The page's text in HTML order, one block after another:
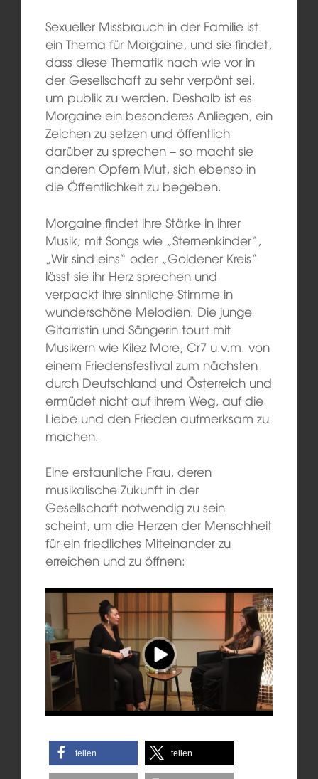
Sexueller Missbrauch in der Familie ist
ein Thema für Morgaine, und sie findet,
dass diese Thematik nach wie vor in
der Gesellschaft zu sehr verpönt sei,
um publik zu werden. Deshalb ist es
Morgaine ein besonderes Anliegen, ein
Zeichen zu setzen und öffentlich
darüber zu sprechen – so macht sie
anderen Opfern Mut, sich ebenso in
die Öffentlichkeit zu begeben.
Morgaine findet ihre Stärke in ihrer
Musik; mit Songs wie „Sternenkinder“,
„Wir sind eins“ oder „Goldener Kreis“
lässt sie ihr Herz sprechen und
verpackt ihre sinnliche Stimme in
wunderschöne Melodien. Die junge
Gitarristin und Sängerin tourt mit
Musikern wie Kilez More, Cr7 u.v.m. von
einem Friedensfestival zum nächsten
durch Deutschland und Österreich und
ermüdet nicht auf ihrem Weg, auf die
Liebe und den Frieden aufmerksam zu
machen.
Eine erstaunliche Frau, deren
musikalische Zukunft in der
Gesellschaft notwendig zu sein
scheint, um die Herzen der Menschheit
für ein friedliches Miteinander zu
erreichen und zu öffnen:
teilen teilen